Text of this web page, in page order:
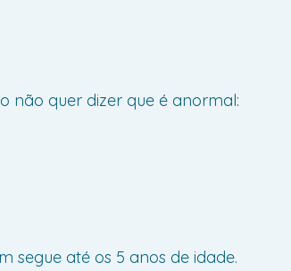
não quer dizer que é anormal:
segue até os 5 anos de idade.